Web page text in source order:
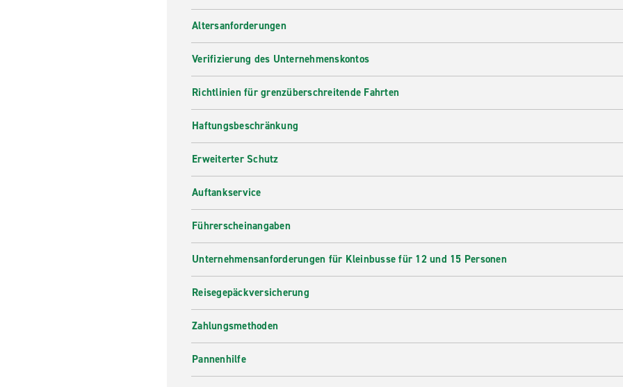
Altersanforderungen
Verifizierung des Unternehmenskontos
Richtlinien für grenzüberschreitende Fahrten
Haftungsbeschränkung
Erweiterter Schutz
Auftankservice
Führerscheinangaben
Unternehmensanforderungen für Kleinbusse für 12 und 15 Personen
Reisegepäckversicherung
Zahlungsmethoden
Pannenhilfe